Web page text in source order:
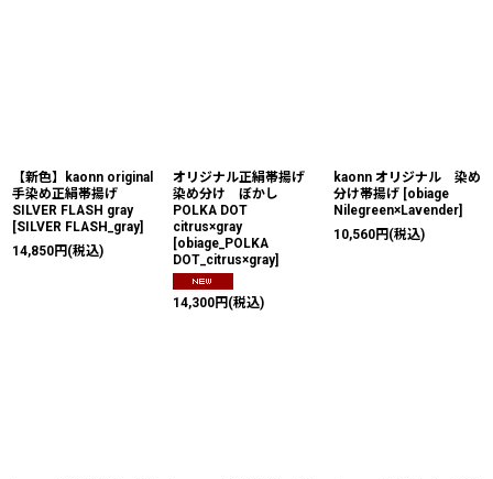
【新色】kaonn original
手染め正絹帯揚げ
SILVER FLASH gray
[SILVER FLASH_gray]
14,850円 (税込)
オリジナル正絹帯揚げ
染め分け ぼかし
POLKA DOT
citrus×gray
[obiage_POLKA
DOT_citrus×gray]
14,300円 (税込)
kaonn オリジナル 染め
分け帯揚げ [obiage
Nilegreen×Lavender]
10,560円 (税込)